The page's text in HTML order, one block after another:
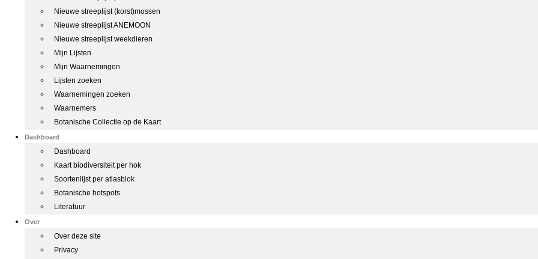
Nieuwe streeplijst (korst)mossen
Nieuwe streeplijst ANEMOON
Nieuwe streeplijst weekdieren
Mijn Lijsten
Mijn Waarnemingen
Lijsten zoeken
Waarnemingen zoeken
Waarnemers
Botanische Collectie op de Kaart
Dashboard
Dashboard
Kaart biodiversiteit per hok
Soortenlijst per atlasblok
Botanische hotspots
Literatuur
Over
Over deze site
Privacy